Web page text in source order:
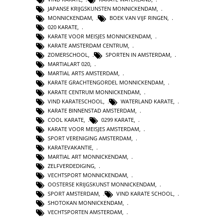
JAPANSE KRIJGSKUNSTEN MONNICKENDAM
MONNICKENDAM, BOEK VAN VIJF RINGEN,
020 KARATE,
KARATE VOOR MEISJES MONNICKENDAM,
KARATE AMSTERDAM CENTRUM,
ZOMERSCHOOL, SPORTEN IN AMSTERDAM,
MARTIALART 020,
MARTIAL ARTS AMSTERDAM,
KARATE GRACHTENGORDEL MONNICKENDAM,
KARATE CENTRUM MONNICKENDAM
VIND KARATESCHOOL
WATERLAND KARATE
KARATE BINNENSTAD AMSTERDAM
COOL KARATE
0299 KARATE
KARATE VOOR MEISJES AMSTERDAM
SPORT VERENIGING AMSTERDAM
KARATEVAKANTIE
MARTIAL ART MONNICKENDAM
ZELFVERDEDIGING,
VECHTSPORT MONNICKENDAM,
OOSTERSE KRIJGSKUNST MONNICKENDAM,
SPORT AMSTERDAM, VIND KARATE SCHOOL,
SHOTOKAN MONNICKENDAM,
VECHTSPORTEN AMSTERDAM,